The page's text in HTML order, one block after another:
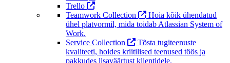
Trello
Teamwork Collection
Hoia kõik ühendatud
ühel platvormil, mida toidab Atlassian System of
Work.
Service Collection
Tõsta tugiteenuste
kvaliteeti, hoides kriitilised teenused töös ja
pakkudes lisaväärtust klientidele.